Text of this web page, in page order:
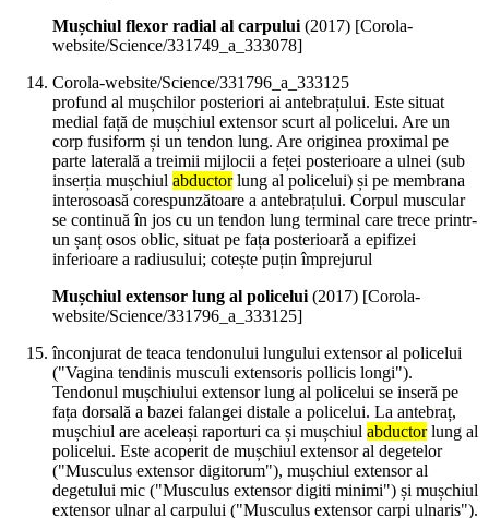
Mușchiul flexor radial al carpului(2017) [Corola-
website/Science/331749_a_333078]
Corola-website/Science/331796_a_333125
profund al mușchilor posteriori ai antebrațului. Este situat
medial față de mușchiul extensor scurt al policelui. Are un
corp fusiform și un tendon lung. Are originea proximal pe
parte laterală a treimii mijlocii a feței posterioare a ulnei (sub
inserția mușchiul abductorlung al policelui) și pe membrana
interosoasă corespunzătoare a antebrațului. Corpul muscular
se continuă în jos cu un tendon lung terminal care trece printr-
un șanț osos oblic, situat pe fața posterioară a epifizei
inferioare a radiusului; cotește puțin împrejurul
Mușchiul extensor lung al policelui(2017) [Corola-
website/Science/331796_a_333125]
înconjurat de teaca tendonului lungului extensor al policelui
("Vagina tendinis musculi extensoris pollicis longi").
Tendonul mușchiului extensor lung al policelui se inseră pe
fața dorsală a bazei falangei distale a policelui. La antebraț,
mușchiul are aceleași raporturi ca și mușchiul abductorlung al
policelui. Este acoperit de mușchiul extensor al degetelor
("Musculus extensor digitorum"), mușchiul extensor al
degetului mic ("Musculus extensor digiti minimi") și mușchiul
extensor ulnar al carpului ("Musculus extensor carpi ulnaris").